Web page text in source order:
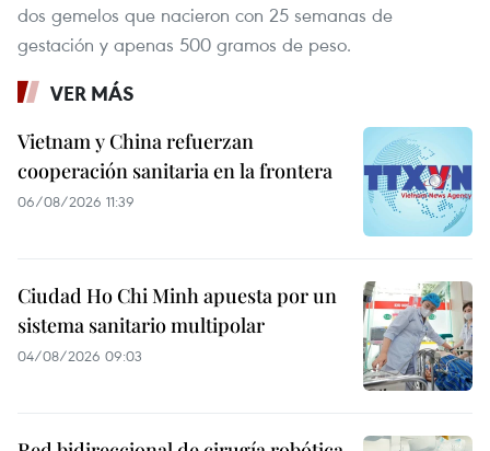
dos gemelos que nacieron con 25 semanas de
gestación y apenas 500 gramos de peso.
VER MÁS
Vietnam y China refuerzan
cooperación sanitaria en la frontera
06/08/2026 11:39
Ciudad Ho Chi Minh apuesta por un
sistema sanitario multipolar
04/08/2026 09:03